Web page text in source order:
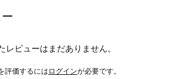
レビューはまだありません。
評価するには ログインが必要です。